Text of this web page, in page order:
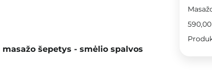
šepetys - smėlio spalvos